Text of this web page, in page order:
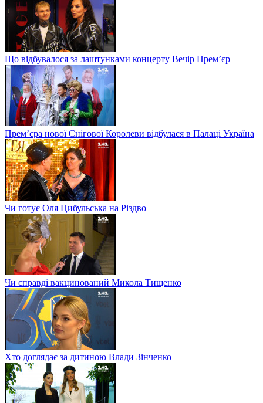
Що відбувалося за лаштунками концерту Вечір Прем’єр
Прем’єра нової Снігової Королеви відбулася в Палаці Україна
Чи готує Оля Цибульська на Різдво
Чи справді вакцинований Микола Тищенко
Хто доглядає за дитиною Влади Зінченко